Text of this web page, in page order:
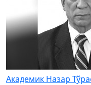
Академик Назар